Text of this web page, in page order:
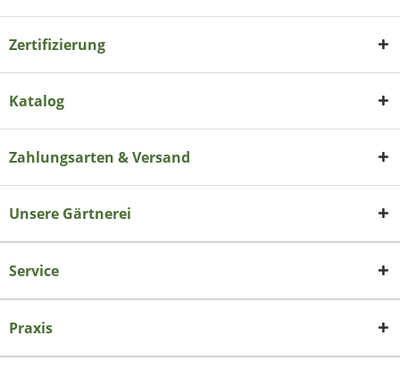
Zertifizierung
Katalog
Zahlungsarten & Versand
Unsere Gärtnerei
Service
Praxis